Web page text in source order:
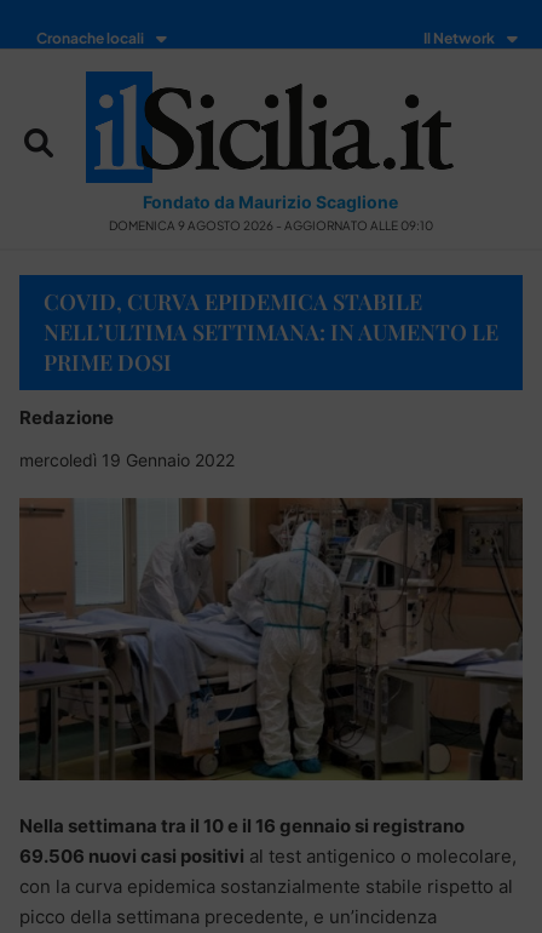
Cronache locali Il Network
Fondato da Maurizio Scaglione
DOMENICA 9 AGOSTO 2026 - AGGIORNATO ALLE 09:10
COVID, CURVA EPIDEMICA STABILE
NELL’ULTIMA SETTIMANA: IN AUMENTO LE
PRIME DOSI
Redazione
mercoledì 19 Gennaio 2022
Nella settimana tra il 10 e il 16 gennaio si registrano
69.506 nuovi casi positivi al test antigenico o molecolare,
con la curva epidemica sostanzialmente stabile rispetto al
picco della settimana precedente, e un’incidenza